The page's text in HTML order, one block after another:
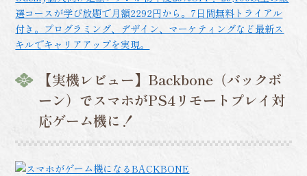
選コースが学び放題で月額2292円から。7日間無料トライアル
付き。プログラミング、デザイン、マーケティングなど最新ス
キルでキャリアアップを実現。
【実機レビュー】Backbone（バックボ
ーン）でスマホがPS4リモートプレイ対
応ゲーム機に！